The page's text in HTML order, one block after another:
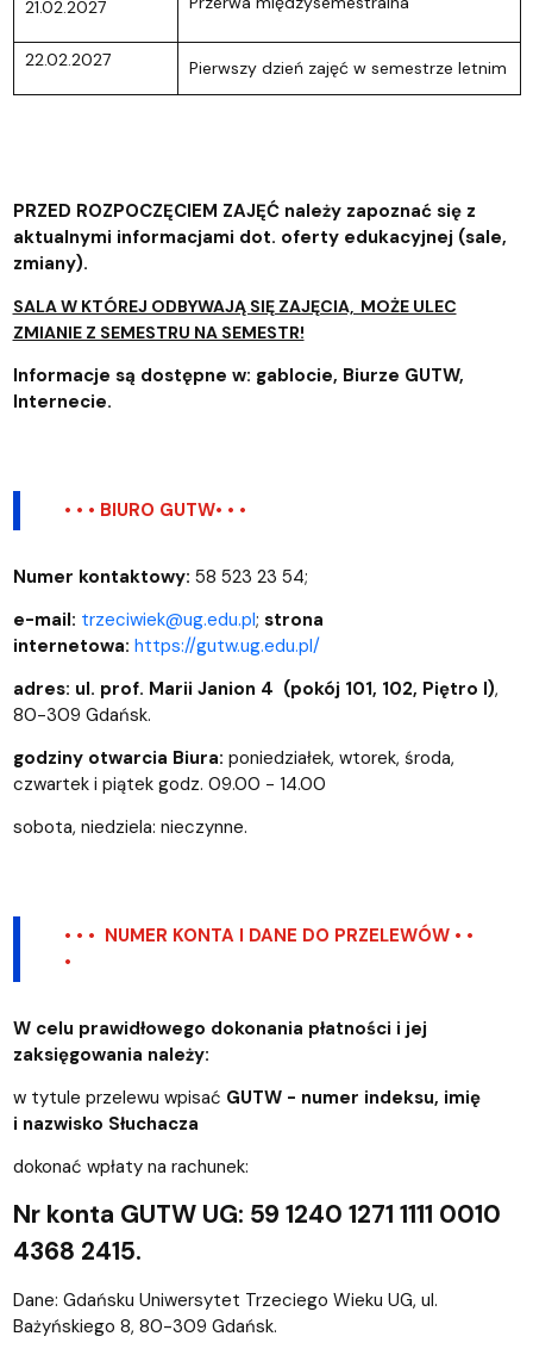
21.02.2027
22.02.2027 Pierwszy dzień zajęć w semestrze letnim
PRZED ROZPOCZĘCIEM ZAJĘĆ należy zapoznać się z
aktualnymi informacjami dot. oferty edukacyjnej (sale,
zmiany).
SALA W KTÓREJ ODBYWAJĄ SIĘ ZAJĘCIA, MOŻE ULEC
ZMIANIE Z SEMESTRU NA SEMESTR!
Informacje są dostępne w: gablocie, Biurze GUTW,
Internecie.
• • • BIURO GUTW• • •
Numer kontaktowy: 58 523 23 54;
e-mail: trzeciwiek@ug.edu.pl; strona
internetowa: https://gutw.ug.edu.pl/
adres: ul. prof. Marii Janion 4 (pokój 101, 102, Piętro I),
80-309 Gdańsk.
godziny otwarcia Biura: poniedziałek, wtorek, środa,
czwartek i piątek godz. 09.00 - 14.00
sobota, niedziela: nieczynne.
• • • NUMER KONTA I DANE DO PRZELEWÓW • •
•
W celu prawidłowego dokonania płatności i jej
zaksięgowania należy:
w tytule przelewu wpisać GUTW - numer indeksu, imię
i nazwisko Słuchacza
dokonać wpłaty na rachunek:
Nr konta GUTW UG: 59 1240 1271 1111 0010
4368 2415.
Dane: Gdańsku Uniwersytet Trzeciego Wieku UG, ul.
Bażyńskiego 8, 80-309 Gdańsk.